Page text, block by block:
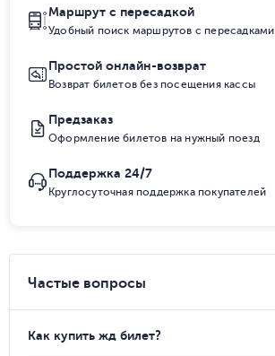
Маршрут с пересадкой
Удобный поиск маршрутов с пересадками
Простой онлайн-возврат
Возврат билетов без посещения кассы
Предзаказ
Оформление билетов на нужный поезд
Поддержка 24/7
Круглосуточная поддержка покупателей
Частые вопросы
Как купить жд билет?